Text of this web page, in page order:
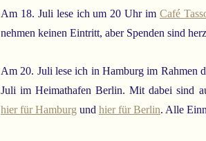
Am 18. Juli lese ich um 20 Uhr im Café
nehmen keinen Eintritt, aber Spenden sind
Am 20. Juli lese ich in Hamburg im Rahmen
Juli im Heimathafen Berlin. Mit dabei sind
hier für Hamburg und hier für Berlin. Alle